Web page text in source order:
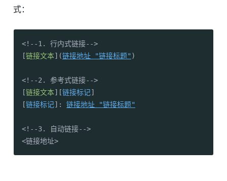
式：
<!--1. 行内式链接-->
[链接文本](链接地址 "链接标题")
<!--2. 参考式链接-->
[链接文本][链接标记]
[链接标记]: 链接地址 "链接标题"
<!--3. 自动链接-->
<链接地址>